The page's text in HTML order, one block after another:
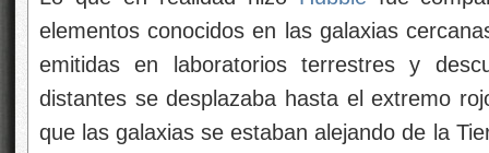
elementos conocidos en las galaxias
emitidas en laboratorios terrestres y
distantes se desplazaba hasta el extremo
que las galaxias se estaban alejando de la